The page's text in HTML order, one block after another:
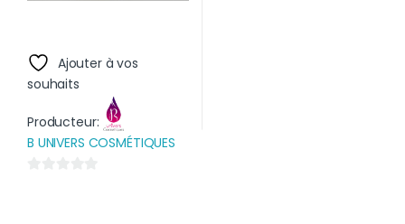
Ajouter à vos
souhaits
Producteur:
B UNIVERS COSMÉTIQUES